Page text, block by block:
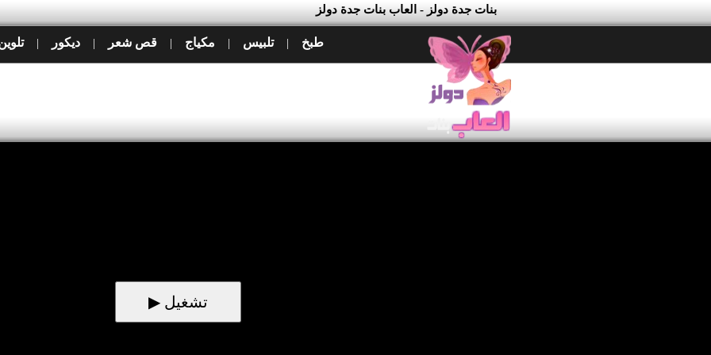
بنات جدة دولز - العاب بنات جدة دولز
طبخ | تلبيس | مكياج | قص شعر | ديكور |
▶ تشغيل